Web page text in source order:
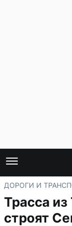
ДОРОГИ И
Трасса
строят